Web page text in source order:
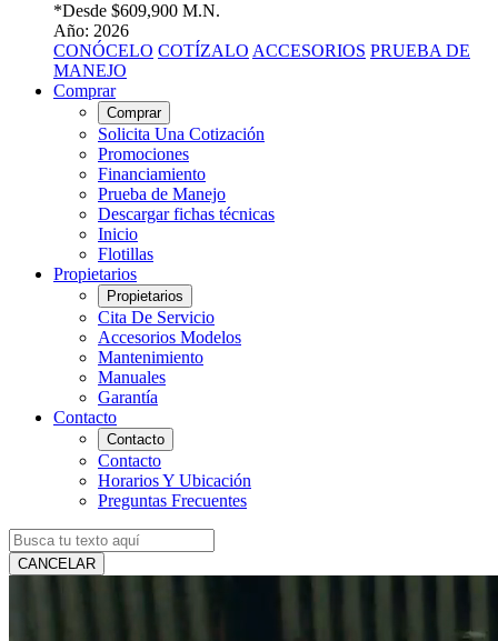
*Desde $609,900 M.N.
Año: 2026
CONÓCELO COTÍZALO ACCESORIOS PRUEBA DE
MANEJO
Comprar
Comprar
Solicita Una Cotización
Promociones
Financiamiento
Prueba de Manejo
Descargar fichas técnicas
Inicio
Flotillas
Propietarios
Propietarios
Cita De Servicio
Accesorios Modelos
Mantenimiento
Manuales
Garantía
Contacto
Contacto
Contacto
Horarios Y Ubicación
Preguntas Frecuentes
CANCELAR